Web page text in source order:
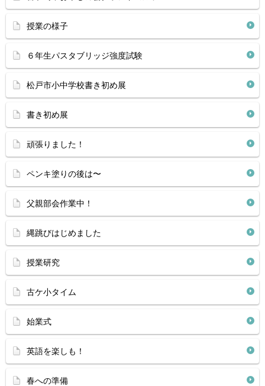
授業の様子
６年生パスタブリッジ強度試験
松戸市小中学校書き初め展
書き初め展
頑張りました！
ペンキ塗りの後は〜
父親部会作業中！
縄跳びはじめました
授業研究
古ケ小タイム
始業式
英語を楽しも！
春への準備